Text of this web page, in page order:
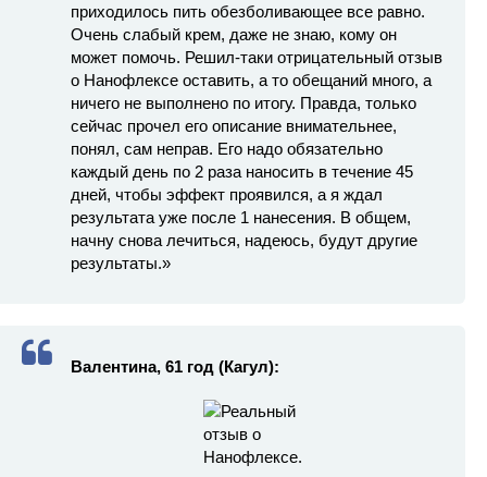
приходилось пить обезболивающее все равно.
Очень слабый крем, даже не знаю, кому он
может помочь. Решил-таки отрицательный отзыв
о Нанофлексе оставить, а то обещаний много, а
ничего не выполнено по итогу. Правда, только
сейчас прочел его описание внимательнее,
понял, сам неправ. Его надо обязательно
каждый день по 2 раза наносить в течение 45
дней, чтобы эффект проявился, а я ждал
результата уже после 1 нанесения. В общем,
начну снова лечиться, надеюсь, будут другие
результаты.»
Валентина, 61 год (Кагул):